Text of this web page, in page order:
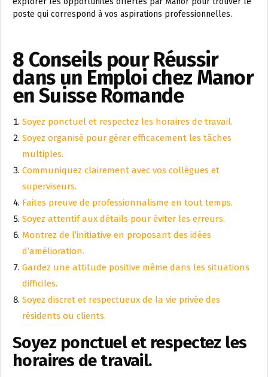
poste qui correspond à vos aspirations professionnelles.
8 Conseils pour Réussir
dans un Emploi chez Manor
en Suisse Romande
Soyez ponctuel et respectez les horaires de travail.
Soyez organisé pour gérer efficacement les tâches
multiples.
Communiquez clairement avec vos collègues et
superviseurs.
Faites preuve de professionnalisme en tout temps.
Soyez attentif aux détails pour éviter les erreurs.
Montrez de l’initiative en proposant des idées
d’amélioration.
Gardez une attitude positive même dans les situations
difficiles.
Soyez discret et respectueux de la vie privée des
résidents ou clients.
Soyez ponctuel et respectez les
horaires de travail.